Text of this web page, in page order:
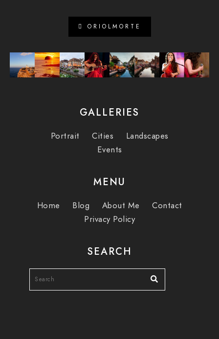
ORIOLMORTE
GALLERIES
Portrait Cities
Landscapes
Events
MENU
Home Blog About Me
Contact
Privacy Policy
SEARCH